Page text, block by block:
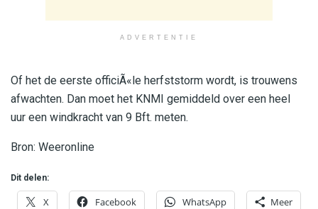
ADVERTENTIE
Of het de eerste officiÃ«le herfststorm wordt, is trouwens
afwachten. Dan moet het KNMI gemiddeld over een heel
uur een windkracht van 9 Bft. meten.
Bron: Weeronline
Dit delen:
X Facebook WhatsApp Meer